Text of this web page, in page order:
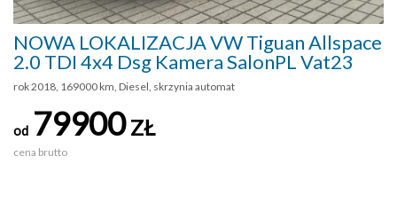
NOWA LOKALIZACJA VW Tiguan Allspace
2.0 TDI 4x4 Dsg Kamera SalonPL Vat23
rok 2018, 169000 km, Diesel, skrzynia automat
od 79900ZŁ
cena brutto